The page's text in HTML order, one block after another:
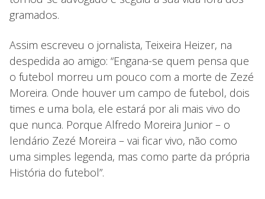
gramados.
Assim escreveu o jornalista, Teixeira Heizer, na
despedida ao amigo: “Engana-se quem pensa que
o futebol morreu um pouco com a morte de Zezé
Moreira. Onde houver um campo de futebol, dois
times e uma bola, ele estará por ali mais vivo do
que nunca. Porque Alfredo Moreira Junior – o
lendário Zezé Moreira – vai ficar vivo, não como
uma simples legenda, mas como parte da própria
História do futebol”.